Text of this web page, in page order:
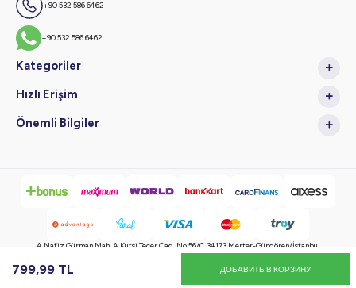
799,99 TL ДОБАВИТЬ В КОРЗИНУ
+90 532 586 6462
+90 532 586 6462
Kategoriler
Hızlı Erişim
Önemli Bilgiler
A.Nafiz Gürman Mah. A.Kutsi Tecer Cad. No:56/C 34173 Merter-Güngören/İstanbul